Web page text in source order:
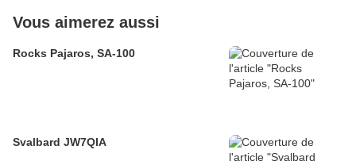
Vous aimerez aussi
Rocks Pajaros, SA-100
Svalbard JW7QIA